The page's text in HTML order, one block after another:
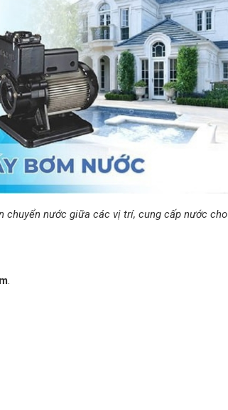
chuyển nước giữa các vị trí, cung cấp nước